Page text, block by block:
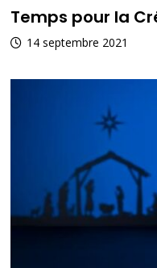
Temps pour la
14 septembre 2021